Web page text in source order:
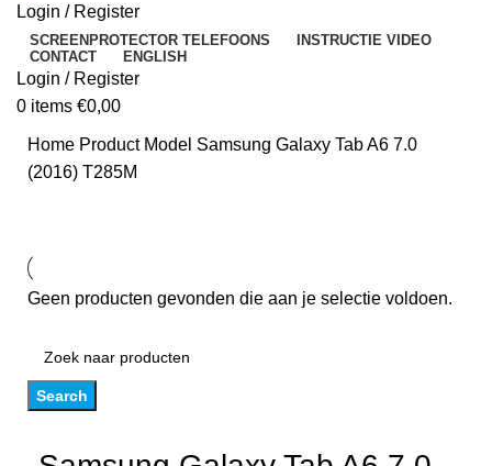
Login / Register
SCREENPROTECTOR TELEFOONS
INSTRUCTIE VIDEO
CONTACT
ENGLISH
Login / Register
0 items €0,00
Home Product Model Samsung Galaxy Tab A6 7.0
(2016) T285M
Geen producten gevonden die aan je selectie voldoen.
Search